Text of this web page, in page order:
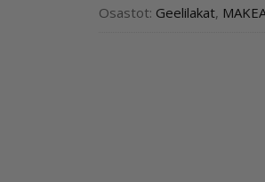
Osastot: Geelilakat,